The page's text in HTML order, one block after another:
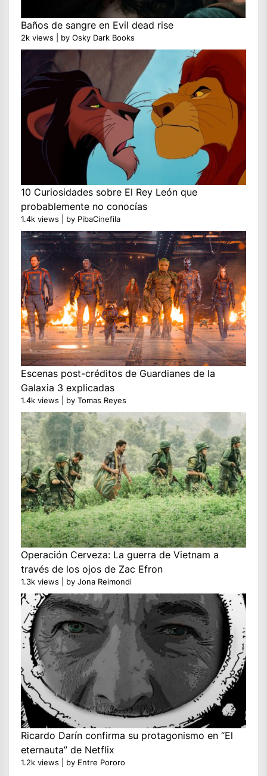
Baños de sangre en Evil dead rise
2k views by Osky Dark Books
10 Curiosidades sobre El Rey León que
probablemente no conocías
1.4k views by PibaCinefila
Escenas post-créditos de Guardianes de la
Galaxia 3 explicadas
1.4k views by Tomas Reyes
Operación Cerveza: La guerra de Vietnam a
través de los ojos de Zac Efron
1.3k views by Jona Reimondi
Ricardo Darín confirma su protagonismo en “El
eternauta” de Netflix
1.2k views by Entre Pororo